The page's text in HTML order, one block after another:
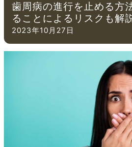
歯周病の進行を止める方
ることによるリスクも解
2023年10月27日